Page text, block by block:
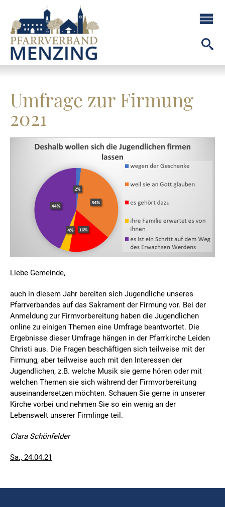
Umfrage zur Firmung
2021
Liebe Gemeinde,
auch in diesem Jahr bereiten sich Jugendliche unseres
Pfarrverbandes auf das Sakrament der Firmung vor. Bei der
Anmeldung zur Firmvorbereitung haben die Jugendlichen
online zu einigen Themen eine Umfrage beantwortet. Die
Ergebnisse dieser Umfrage hängen in der Pfarrkirche Leiden
Christi aus. Die Fragen beschäftigen sich teilweise mit der
Firmung, aber teilweise auch mit den Interessen der
Jugendlichen, z.B. welche Musik sie gerne hören oder mit
welchen Themen sie sich während der Firmvorbereitung
auseinandersetzen möchten. Schauen Sie gerne in unserer
Kirche vorbei und nehmen Sie so ein wenig an der
Lebenswelt unserer Firmlinge teil.
Clara Schönfelder
Veröffentlicht
Sa., 24.04.21